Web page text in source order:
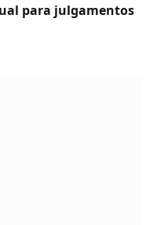
para julgamentos